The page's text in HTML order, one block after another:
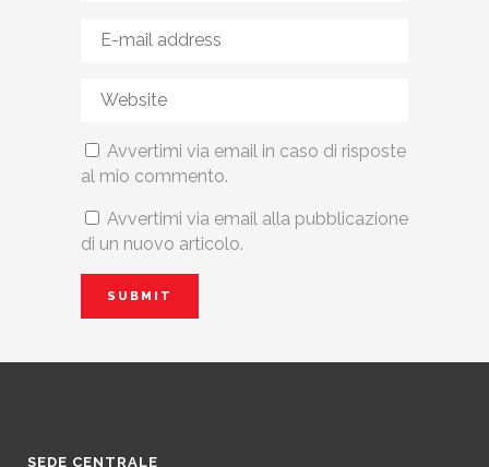
Avvertimi via email in caso di risposte
al mio commento.
Avvertimi via email alla pubblicazione
di un nuovo articolo.
SEDE CENTRALE